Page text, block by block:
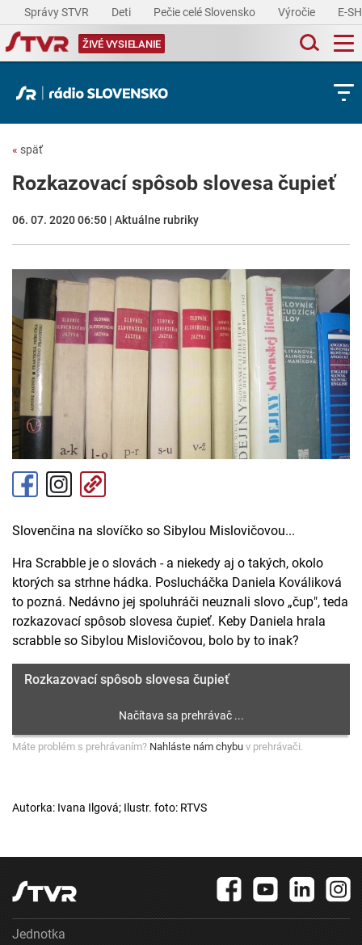
Správy STVR Deti Pečie celé Slovensko Výročie E-
ŽIVÉ VYSIELANIE
« späť
Rozkazovací spôsob slovesa čupieť
06. 07. 2020 06:50 | Aktuálne rubriky
Slovenčina na slovíčko so Sibylou Mislovičovou...
Hra Scrabble je o slovách - a niekedy aj o takých, okolo
ktorých sa strhne hádka. Poslucháčka Daniela Kováliková
to pozná. Nedávno jej spoluhráči neuznali slovo „čup", teda
rozkazovací spôsob slovesa čupieť. Keby Daniela hrala
scrabble so Sibylou Mislovičovou, bolo by to inak?
Rozkazovací spôsob slovesa čupieť
Máte problém s prehrávaním? Nahláste nám chybu v prehrávači.
Autorka: Ivana Ilgová; Ilustr. foto: RTVS
Jednotka